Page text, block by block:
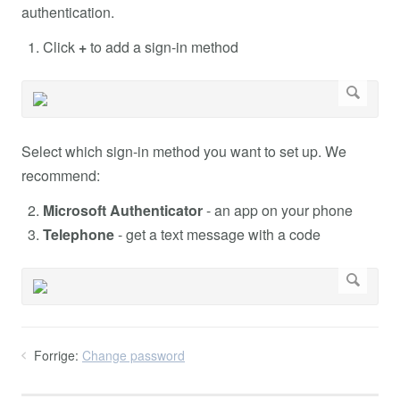
authentication.
Click +to add a sign-in method
Select which sign-in method you want to set up. We
recommend:
Microsoft Authenticator- an app on your phone
Telephone- get a text message with a code
Forrige: Change password